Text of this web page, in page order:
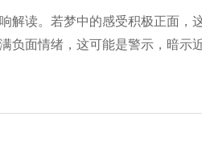
解读。若梦中的感受积极正面，
负面情绪，这可能是警示，暗示